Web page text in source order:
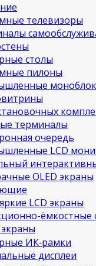
телевизоры
столы
пилоны
терминалы
очередь
LCD
OLED экраны
LCD экраны
ёмкостные
ИК‑рамки
дисплеи